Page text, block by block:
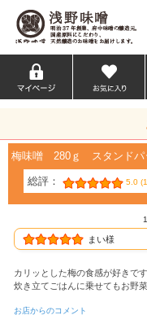
梅味噌 280ｇ スタンドパ
総評： 5.0
まい様
カリッとした梅の食感が好きです
炊き立てごはんに乗せてもお野
お店からのコメント